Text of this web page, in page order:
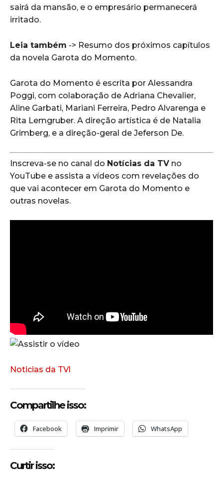
sairá da mansão, e o empresário permanecerá
irritado.
Leia também -> Resumo dos próximos capítulos
da novela Garota do Momento.
Garota do Momento é escrita por Alessandra
Poggi, com colaboração de Adriana Chevalier,
Aline Garbati, Mariani Ferreira, Pedro Alvarenga e
Rita Lemgruber. A direção artística é de Natalia
Grimberg, e a direção-geral de Jeferson De.
Inscreva-se no canal do Notícias da TV no
YouTube e assista a vídeos com revelações do
que vai acontecer em Garota do Momento e
outras novelas.
Noticias da TVl
Compartilhe isso:
Facebook Imprimir WhatsApp
Curtir isso: